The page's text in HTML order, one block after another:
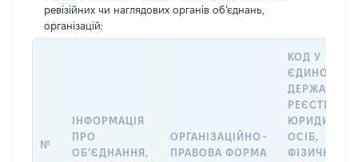
ревізійних чи наглядових органів об’єднань,
організацій:
№
ІНФОРМАЦІЯ
ПРО
ОБʼЄДНАННЯ,
ОРГАНІЗАЦІЙНО-
ПРАВОВА ФОРМА
КОД У
ЄДИНОМУ
РЕЄСТРІ
ОСІБ,
ФІЗИЧНИХ